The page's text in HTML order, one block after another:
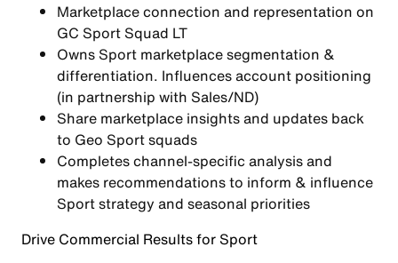
Marketplace connection and representation on
GC Sport Squad LT
Owns Sport marketplace segmentation &
differentiation. Influences account positioning
(in partnership with Sales/ND)
Share marketplace insights and updates back
to Geo Sport squads
Completes channel-specific analysis and
makes recommendations to inform & influence
Sport strategy and seasonal priorities
Drive Commercial Results for Sport